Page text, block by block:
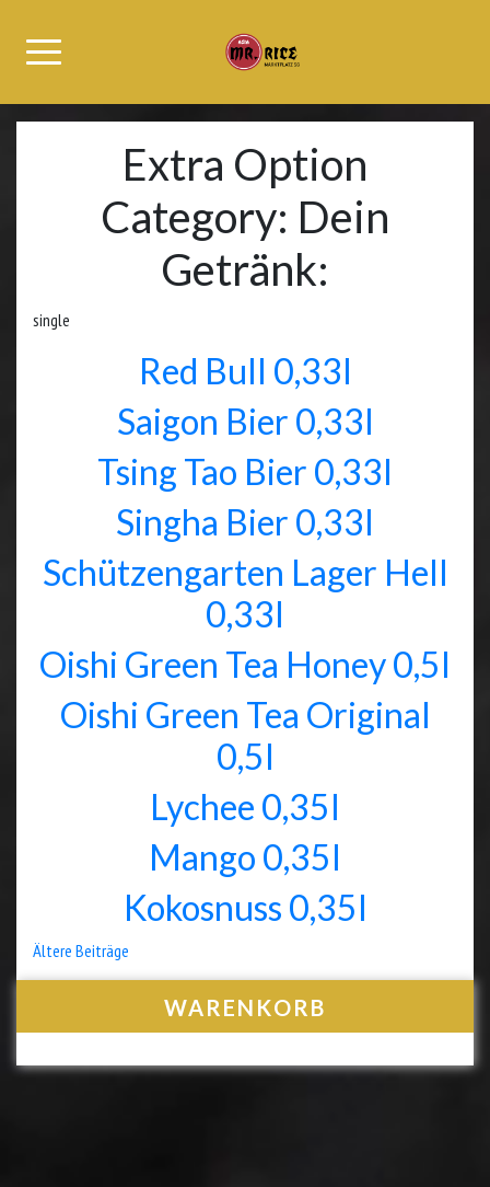
Extra Option
Category: Dein
Getränk:
single
Red Bull 0,33l
Saigon Bier 0,33l
Tsing Tao Bier 0,33l
Singha Bier 0,33l
Schützengarten Lager Hell
0,33l
Oishi Green Tea Honey 0,5l
Oishi Green Tea Original
0,5l
Lychee 0,35l
Mango 0,35l
Kokosnuss 0,35l
Beitrags-
Navigation
Ältere Beiträge
WARENKORB